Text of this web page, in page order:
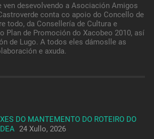
ven desevolvendo a Asociación Amigos
conta co apoio do Concello de
todo, da Consellería de Cultura e
Plan de Promoción do Xacobeo 2010, así
de Lugo. A todos eles dámoslle as
e axuda.
DO MANTEMENTO DO ROTEIRO DO
24 Xullo, 2026